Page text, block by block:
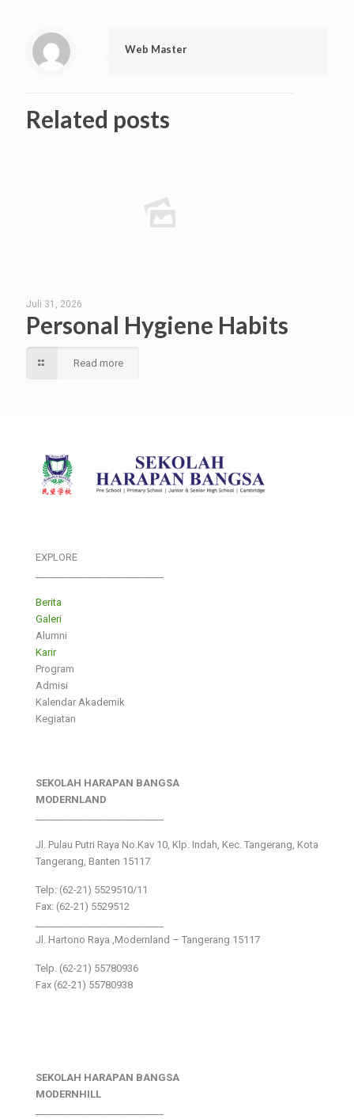
Web Master
Related posts
Juli 31, 2026
Personal Hygiene Habits
Read more
EXPLORE
Berita
Galeri
Alumni
Karir
Program
Admisi
Kalendar Akademik
Kegiatan
SEKOLAH HARAPAN BANGSA
MODERNLAND
Jl. Pulau Putri Raya No.Kav 10, Klp. Indah, Kec. Tangerang, Kota
Tangerang, Banten 15117
Telp: (62-21) 5529510/11
Fax: (62-21) 5529512
Jl. Hartono Raya ,Modernland – Tangerang 15117
Telp. (62-21) 55780936
Fax (62-21) 55780938
SEKOLAH HARAPAN BANGSA
MODERNHILL